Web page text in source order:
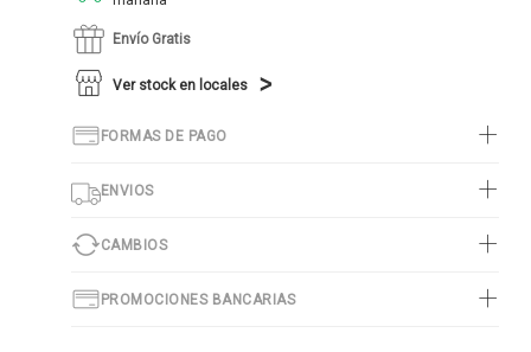
Envío Gratis
Ver stock en locales
FORMAS DE PAGO
ENVIOS
CAMBIOS
PROMOCIONES BANCARIAS